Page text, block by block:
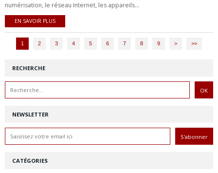
numérisation, le réseau Internet, les appareils...
EN SAVOIR PLUS
1 2 3 4 5 6 7 8 9 > >>
NEWSLETTER
RECHERCHE
CATÉGORIES